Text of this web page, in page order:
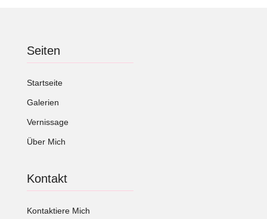
Seiten
Startseite
Galerien
Vernissage
Über Mich
Kontakt
Kontaktiere Mich